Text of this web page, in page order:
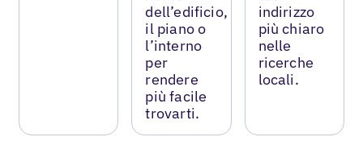
dell’edificio,
il piano o
l’interno
per
rendere
più facile
trovarti.
indirizzo
più chiaro
nelle
ricerche
locali.